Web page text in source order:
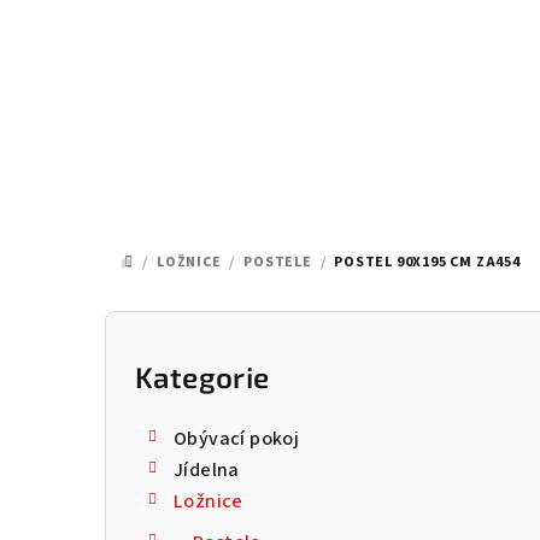
DOMŮ
/ LOŽNICE / POSTELE / POSTEL 90X195 CM ZA454
P
Přeskočit
kategorie
Kategorie
Obývací pokoj
Jídelna
Ložnice